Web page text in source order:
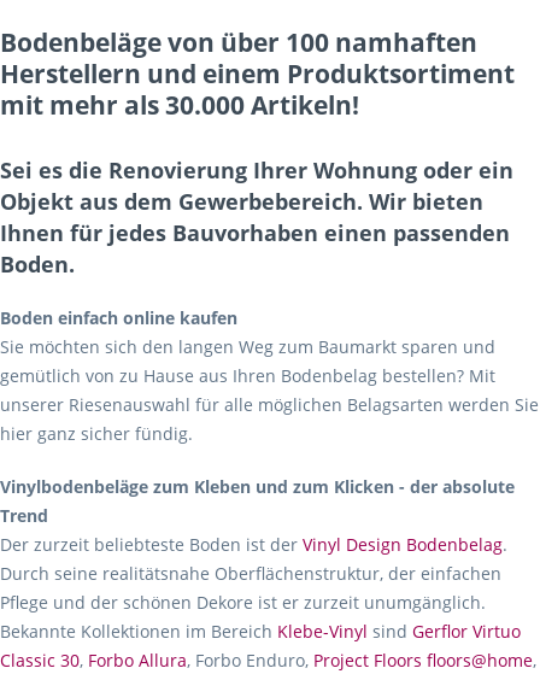
Bodenbeläge von über 100 namhaften
Herstellern und einem Produktsortiment
mit mehr als 30.000 Artikeln!
Sei es die Renovierung Ihrer Wohnung oder ein
Objekt aus dem Gewerbebereich. Wir bieten
Ihnen für jedes Bauvorhaben einen passenden
Boden.
Boden einfach online kaufen
Sie möchten sich den langen Weg zum Baumarkt sparen und
gemütlich von zu Hause aus Ihren Bodenbelag bestellen? Mit
unserer Riesenauswahl für alle möglichen Belagsarten werden Sie
hier ganz sicher fündig.
Vinylbodenbeläge zum Kleben und zum Klicken - der absolute
Trend
Der zurzeit beliebteste Boden ist der Vinyl Design Bodenbelag.
Durch seine realitätsnahe Oberflächenstruktur, der einfachen
Pflege und der schönen Dekore ist er zurzeit unumgänglich.
Bekannte Kollektionen im Bereich Klebe-Vinyl sind Gerflor Virtuo
Classic 30, Forbo Allura, Forbo Enduro, Project Floors floors@home,